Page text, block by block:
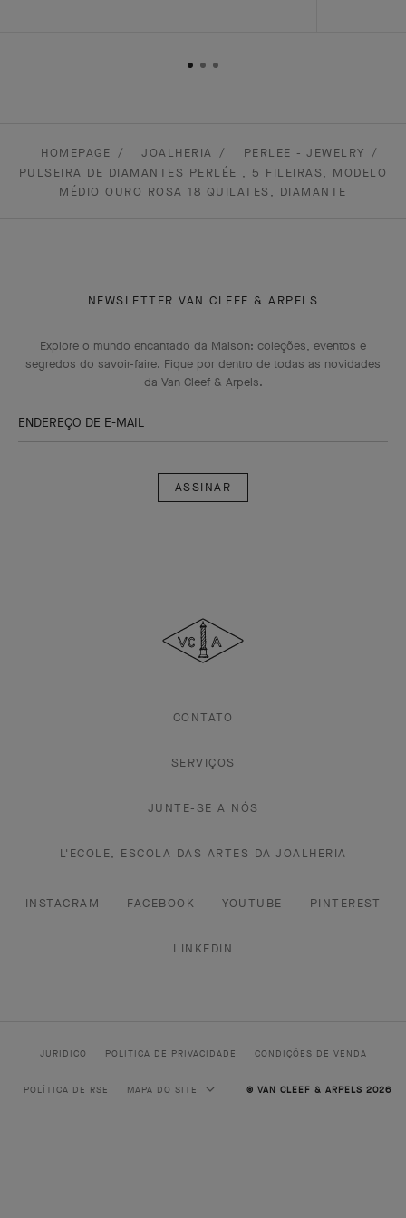
HOMEPAGE JOALHERIA
PERLEE - JEWELRY
PULSEIRA DE DIAMANTES PERLÉE , 5 FILEIRAS, MODELO
MÉDIO OURO ROSA 18 QUILATES, DIAMANTE
NEWSLETTER VAN CLEEF & ARPELS
Explore o mundo encantado da Maison: coleções, eventos e
segredos do savoir-faire. Fique por dentro de todas as novidades
da Van Cleef & Arpels.
ENDEREÇO DE E-MAIL
&
Arpels
CONTATO
SERVIÇOS
JUNTE-SE A NÓS
L'ECOLE, ESCOLA DAS ARTES DA JOALHERIA
INSTAGRAM FACEBOOK YOUTUBE PINTEREST
LINKEDIN
JURÍDICO POLÍTICA DE PRIVACIDADE CONDIÇÕES DE VENDA
POLÍTICA DE RSE MAPA DO SITE © VAN CLEEF & ARPELS 2026